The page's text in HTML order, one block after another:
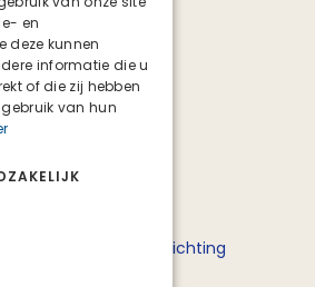
stand gekomen in
het ministerie van
en Sport en Stichting
en
deze kunnen
informatie die u
of die zij hebben
van hun